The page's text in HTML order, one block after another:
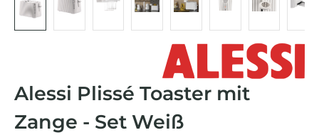
Alessi Plissé Toaster mit
Zange - Set Weiß